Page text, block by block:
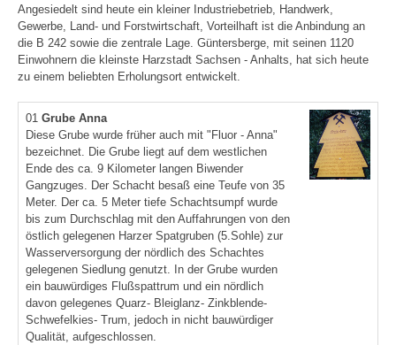
Angesiedelt sind heute ein kleiner Industriebetrieb, Handwerk,
Gewerbe, Land- und Forstwirtschaft, Vorteilhaft ist die Anbindung an
die B 242 sowie die zentrale Lage. Güntersberge, mit seinen 1120
Einwohnern die kleinste Harzstadt Sachsen - Anhalts, hat sich heute
zu einem beliebten Erholungsort entwickelt.
01 Grube Anna
Diese Grube wurde früher auch mit "Fluor - Anna"
bezeichnet. Die Grube liegt auf dem westlichen
Ende des ca. 9 Kilometer langen Biwender
Gangzuges. Der Schacht besaß eine Teufe von 35
Meter. Der ca. 5 Meter tiefe Schachtsumpf wurde
bis zum Durchschlag mit den Auffahrungen von den
östlich gelegenen Harzer Spatgruben (5.Sohle) zur
Wasserversorgung der nördlich des Schachtes
gelegenen Siedlung genutzt. In der Grube wurden
ein bauwürdiges Flußspattrum und ein nördlich
davon gelegenes Quarz- Bleiglanz- Zinkblende-
Schwefelkies- Trum, jedoch in nicht bauwürdiger
Qualität, aufgeschlossen.